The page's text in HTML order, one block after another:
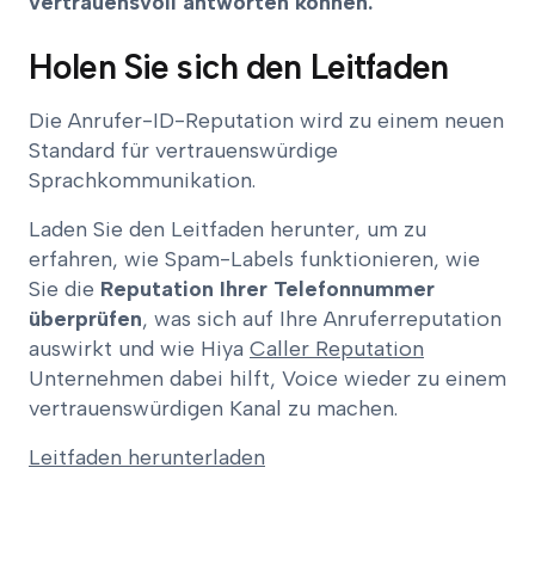
Holen Sie sich den Leitfaden
Die Anrufer-ID-Reputation wird zu einem neuen
Standard für vertrauenswürdige
Sprachkommunikation.
Laden Sie den Leitfaden herunter, um zu
erfahren, wie Spam-Labels funktionieren, wie
Sie die Reputation Ihrer Telefonnummer
überprüfen, was sich auf Ihre Anruferreputation
auswirkt und wie Hiya Caller Reputation
Unternehmen dabei hilft, Voice wieder zu einem
vertrauenswürdigen Kanal zu machen.
Leitfaden herunterladen